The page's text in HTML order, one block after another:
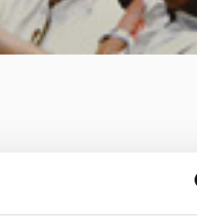
istituzionle “Un Museo lungo un
dell’automobile e la